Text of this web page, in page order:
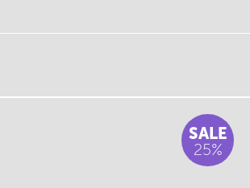
SALE
25%